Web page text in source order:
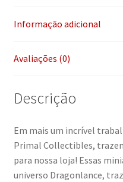
Informação adicional
Avaliações (0)
Descrição
Em mais um incrível
Primal Collectibles,
para nossa loja! Essas
universo Dragonlance,